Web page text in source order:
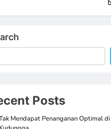
Posts
Mendapat Penanganan Optimal di